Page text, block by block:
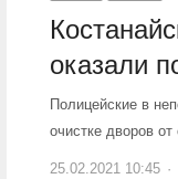
оказали
Полицейские в
очистке дворов
25.02.2021 10:45